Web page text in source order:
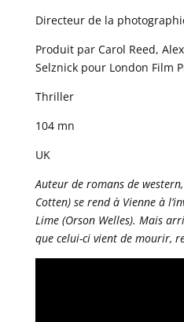
Directeur de la
Produit par Carol Reed,
Selznick pour London Film
Thriller
104 mn
UK
Auteur de romans de
Cotten) se rend à Vienne à
Lime (Orson Welles). Mais
que celui-ci vient de mourir,